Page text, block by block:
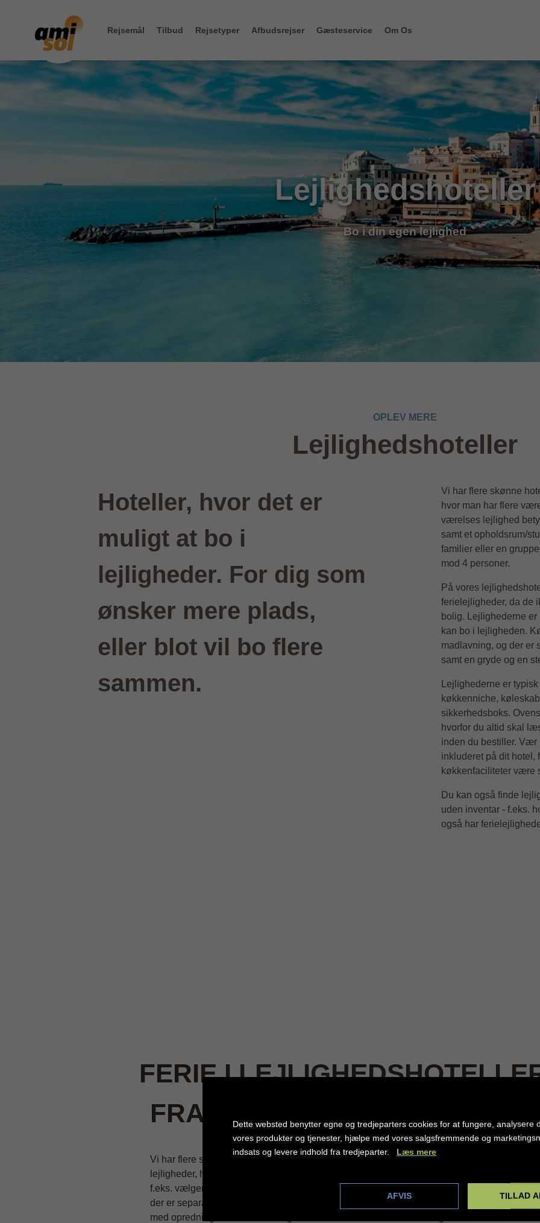
Rejsemål Tilbud Rejsetyper Afbudsrejser Gæsteservice Om Os
Lejlighedshoteller
Bo i din egen lejlighed
OPLEV MERE
Lejlighedshoteller
Hoteller, hvor det er
muligt at bo i
lejligheder. For dig som
ønsker mere plads,
eller blot vil bo flere
sammen.
Vi har flere skønne
hvor man har flere
værelses lejlighed
samt et opholdsrum/
familier eller en
mod 4 personer.
På vores
ferielejligheder, da de
bolig. Lejlighederne er
kan bo i lejligheden.
madlavning, og der er
samt en gryde og en
Lejlighederne er
køkkenniche,
sikkerhedsboks.
hvorfor du altid skal
inden du bestiller.
inkluderet på dit hotel,
køkkenfaciliteter være
Du kan også finde
uden inventar - f.eks.
også har
FERIE I
FRA KASTRUP OG BILLUND
Vi har flere skønne hoteller, hvor det er muligt at bo i
lejligheder, hvor man har flere værelser. Hvis man
f.eks. vælger en 2-værelses lejlighed betyder det, at
der er separat soveværelse samt et opholdsrum/stue
med opredning, som ofte er velegnet til familier eller
Lejlighederne er typisk
køkkenniche,
sikkerhedsboks.
til hotel, hvorfor du
igennem for faciliteter
Dette websted benytter egne og tredjeparters cookies for at fungere, analysere
vores produkter og tjenester, hjælpe med vores salgsfremmende og
indsats og levere indhold fra tredjeparter. Læs mere
AFVIS TILLAD